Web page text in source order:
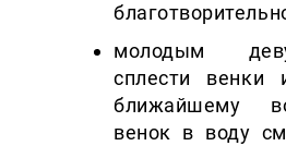
молодым
сплести венки
ближайшему
венок в воду